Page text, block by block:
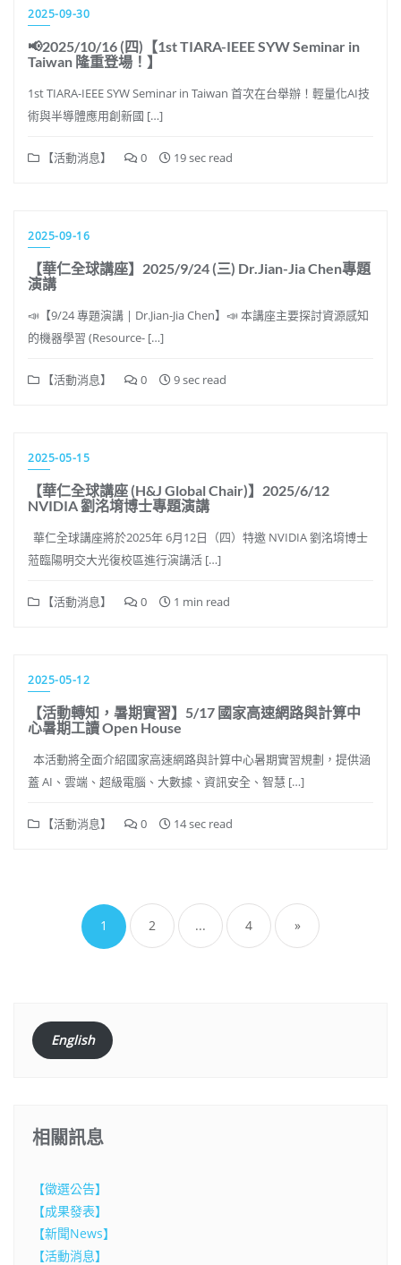
2025-09-30
📢2025/10/16 (四)【1st TIARA-IEEE SYW Seminar in
Taiwan 隆重登場！】
1st TIARA-IEEE SYW Seminar in Taiwan 首次在台舉辦！輕量化AI技
術與半導體應用創新國 […]
【活動消息】 0 19 sec read
2025-09-16
【華仁全球講座】2025/9/24 (三) Dr.Jian-Jia Chen專題
演講
📣【9/24 專題演講 | Dr.Jian-Jia Chen】📣 本講座主要探討資源感知
的機器學習 (Resource- […]
【活動消息】 0 9 sec read
2025-05-15
【華仁全球講座 (H&J Global Chair)】2025/6/12
NVIDIA 劉洺堉博士專題演講
華仁全球講座將於2025年 6月12日（四）特邀 NVIDIA 劉洺堉博士
蒞臨陽明交大光復校區進行演講活 […]
【活動消息】 0 1 min read
2025-05-12
【活動轉知，暑期實習】5/17 國家高速網路與計算中
心暑期工讀 Open House
本活動將全面介紹國家高速網路與計算中心暑期實習規劃，提供涵
蓋 AI、雲端、超級電腦、大數據、資訊安全、智慧 […]
【活動消息】 0 14 sec read
章
分
頁
1 2 ... 4 »
English
相關訊息
【徵選公告】
【成果發表】
【新聞News】
【活動消息】